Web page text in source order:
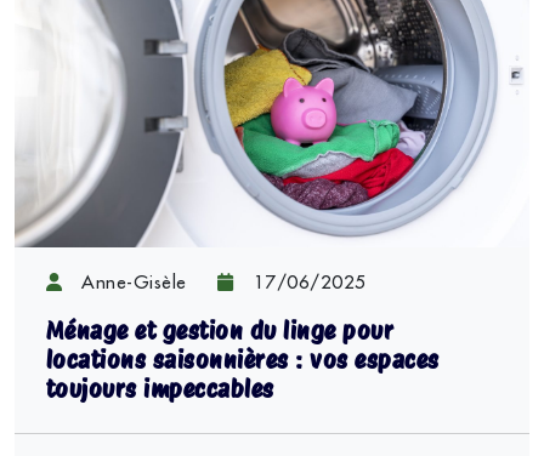
Anne-Gisèle 17/06/2025
Ménage et gestion du linge pour
locations saisonnières : vos espaces
toujours impeccables